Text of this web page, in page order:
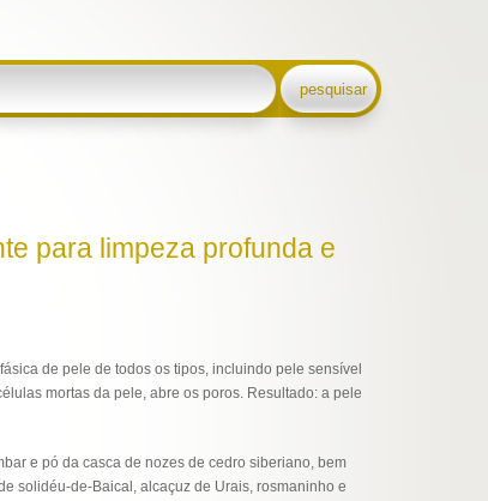
pesquisar
para limpeza profunda e
de pele de todos os tipos, incluindo pele sensível
mortas da pele, abre os poros. Resultado: a pele
e pó da casca de nozes de cedro siberiano, bem
solidéu-de-Baical, alcaçuz de Urais, rosmaninho e